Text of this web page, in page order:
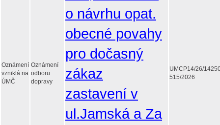
Oznámení
vzniklá na
ÚMČ
Oznámení
odboru
dopravy
o návrhu opat.
obecné povahy
pro dočasný
zákaz
zastavení v
ul.Jamská a Za
UMCP14/26/
515/2026